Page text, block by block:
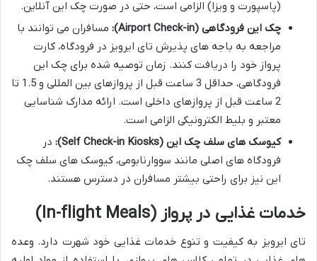
(پاسپورت و ویزا) الزامی است، حتی در صورت چک این آنلاین.
چک این فرودگاهی (Airport Check-in):
مسافران می توانند با
مراجعه به باجه های پذیرش تای ایرویز در فرودگاه، کارت
پرواز خود را دریافت کنند. زمان توصیه شده برای چک این
فرودگاهی، حداقل 3 ساعت قبل از پروازهای بین المللی و 1.5 تا
2 ساعت قبل از پروازهای داخلی است. ارائه مدارک شناسایی
معتبر و بلیط الکترونیکی الزامی است.
کیوسک های سلف چک این (Self Check-in Kiosks):
در
فرودگاه های اصلی مانند سووارنابومی، کیوسک های سلف چک
این نیز برای راحتی بیشتر مسافران در دسترس هستند.
خدمات غذایی در پرواز (In-flight Meals)
تای ایرویز به کیفیت و تنوع خدمات غذایی خود شهرت دارد. وعده